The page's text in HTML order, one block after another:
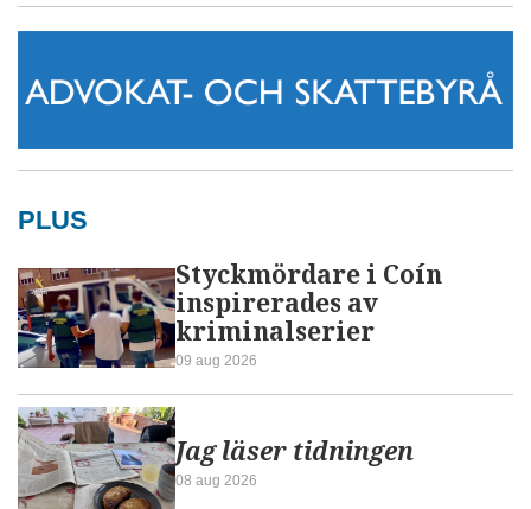
PLUS
Styckmördare i Coín
inspirerades av
kriminalserier
09 aug 2026
Jag läser tidningen
08 aug 2026